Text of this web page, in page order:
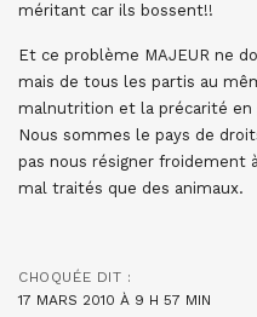
méritant car ils bossent!!
Et ce problème MAJEUR ne
mais de tous les partis au
malnutrition et la précarité en
Nous sommes le pays de
pas nous résigner froidement
mal traités que des animaux.
CHOQUÉE DIT :
17 MARS 2010 À 9 H 57 MIN